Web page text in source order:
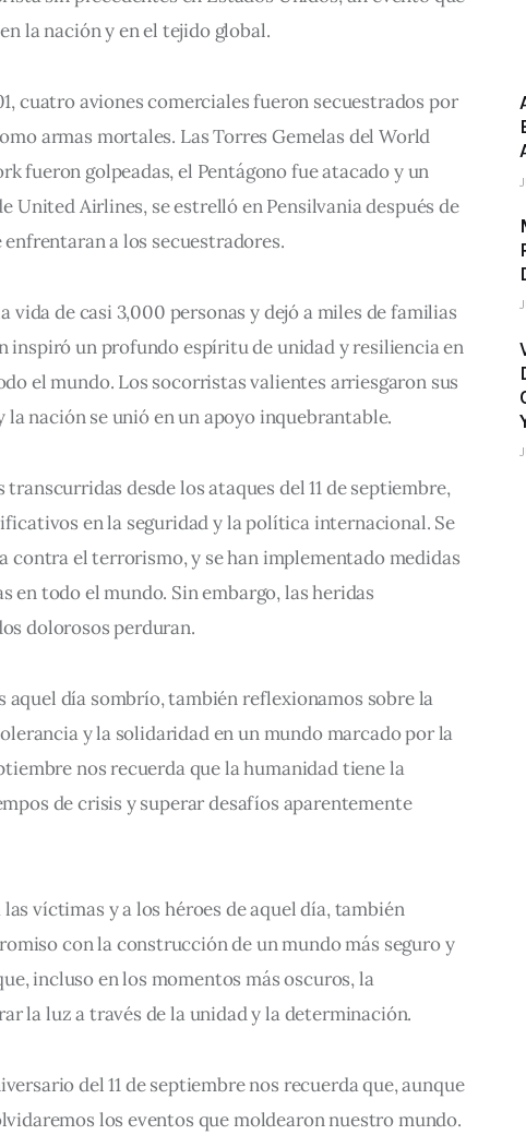
la nación y en el tejido global.
cuatro aviones comerciales fueron secuestrados por
armas mortales. Las Torres Gemelas del World
fueron golpeadas, el Pentágono fue atacado y un
United Airlines, se estrelló en Pensilvania después de
a los secuestradores.
vida de casi 3,000 personas y dejó a miles de familias
inspiró un profundo espíritu de unidad y resiliencia en
el mundo. Los socorristas valientes arriesgaron sus
la nación se unió en un apoyo inquebrantable.
transcurridas desde los ataques del 11 de septiembre,
en la seguridad y la política internacional. Se
contra el terrorismo, y se han implementado medidas
en todo el mundo. Sin embargo, las heridas
dolorosos perduran.
aquel día sombrío, también reflexionamos sobre la
y la solidaridad en un mundo marcado por la
nos recuerda que la humanidad tiene la
de crisis y superar desafíos aparentemente
víctimas y a los héroes de aquel día, también
con la construcción de un mundo más seguro y
incluso en los momentos más oscuros, la
la luz a través de la unidad y la determinación.
del 11 de septiembre nos recuerda que, aunque
los eventos que moldearon nuestro mundo.